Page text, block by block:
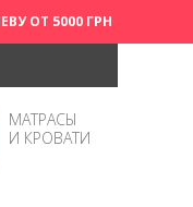
ОТ 5000 ГРН
МАТРАСЫ
И КРОВАТИ